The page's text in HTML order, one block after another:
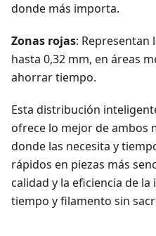
donde más importa.
Zonas rojas: Representan
hasta 0,32 mm, en áreas
ahorrar tiempo.
Esta distribución
ofrece lo mejor de ambos
donde las necesita y
rápidos en piezas más
calidad y la eficiencia de
tiempo y filamento sin